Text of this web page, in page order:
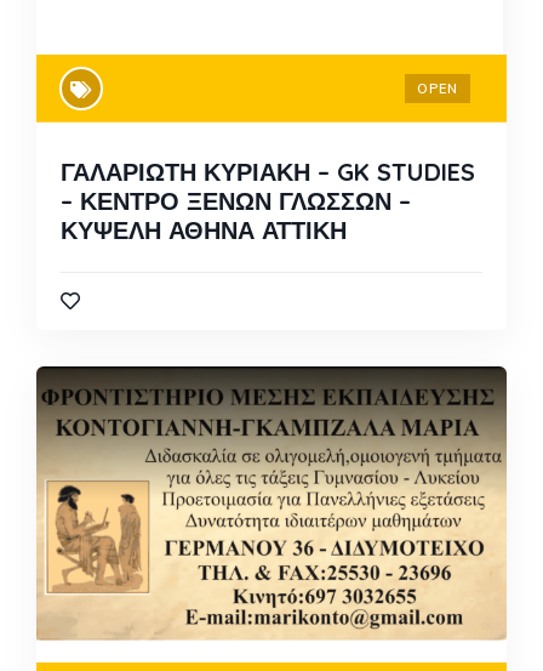
OPEN
ΓΑΛΑΡΙΩΤΗ ΚΥΡΙΑΚΗ – GK STUDIES
– ΚΕΝΤΡΟ ΞΕΝΩΝ ΓΛΩΣΣΩΝ –
ΚΥΨΕΛΗ ΑΘΗΝΑ ΑΤΤΙΚΗ